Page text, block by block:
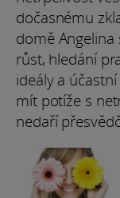
dočasnému
domě
růst, hledání
ideály a
mít potíže s
nedaří